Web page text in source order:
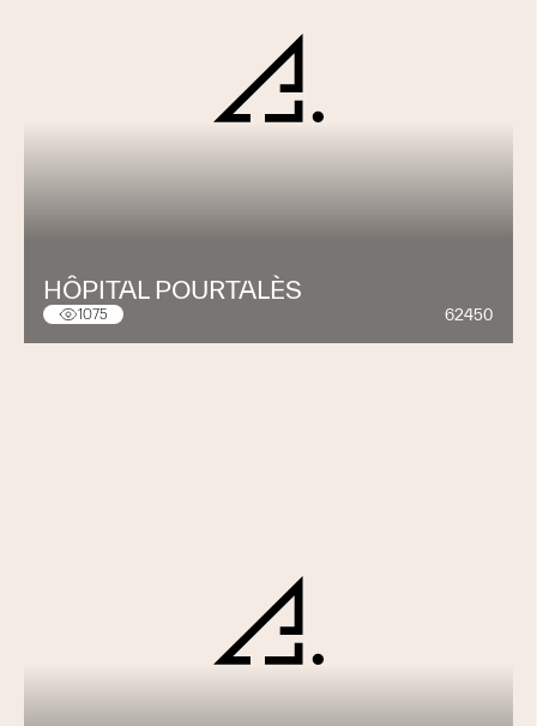
HÔPITAL POURTALÈS
1075 62450